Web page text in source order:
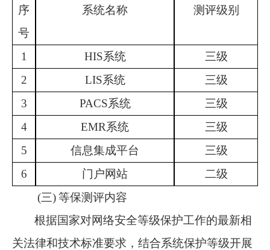
序
号
系统名称 测评级别
1 HIS系统
三级
2
LIS系统
三级
3
PACS系统
三级
4
EMR系统
三级
5
信息集成平台
三级
6
门户网站
二级
(三)等保测评内容
根据国家对网络安全等级保护工作的最新相
关法律和技术标准要求，结合系统保护等级开展